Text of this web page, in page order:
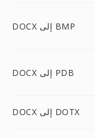
DOCX إلى BMP
DOCX إلى PDB
DOCX إلى DOTX